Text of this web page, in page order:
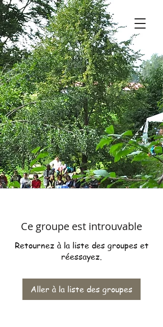
Ce groupe est introuvable
Retournez à la liste des groupes et
réessayez.
Aller à la liste des groupes